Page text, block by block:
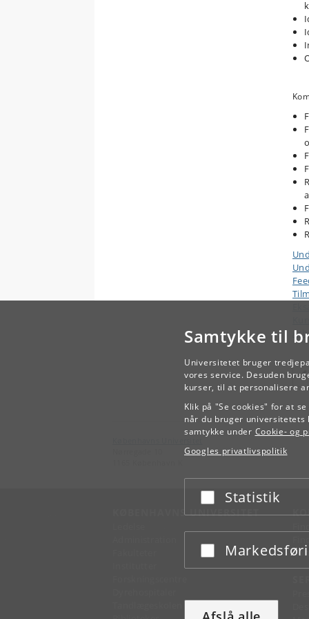
Samtykke til
Universitetet bruger
vores service. Desuden
kurser, til at personalisere
Klik på "Se cookies" for at
når du bruger universitetets
samtykke under Cookie- og
Googles privatlivspolitik
Acceptér eller afslå
Statistik
Acceptér eller afslå
KØBENHAVNS UNIVERSITET